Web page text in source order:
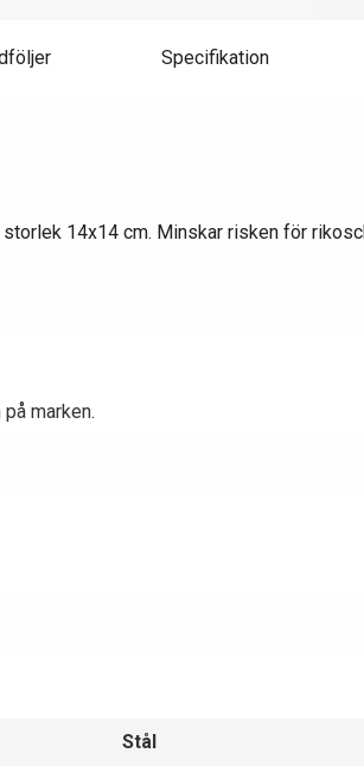
Specifikation
14x14 cm. Minskar risken för
marken.
Stål